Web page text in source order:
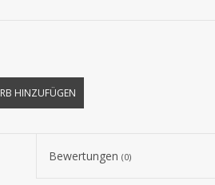
HINZUFÜGEN
Bewertungen (0)